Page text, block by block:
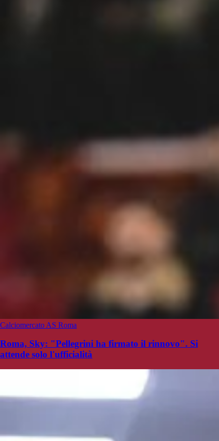
Calciomercato AS Roma
Roma, Sky: "Pellegrini ha firmato il rinnovo". Si
attende solo l'ufficialità